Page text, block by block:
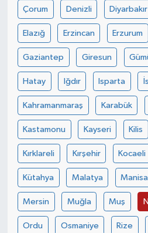
Çorum Denizli Diyarbakır
Elazığ Erzincan Erzurum
Gaziantep Giresun
Hatay Iğdır Isparta
Kahramanmaraş Karabük
Kastamonu Kayseri Kilis
Kırklareli Kırşehir Kocaeli
Kütahya Malatya Manisa
Mersin Muğla Muş
Ordu Osmaniye Rize